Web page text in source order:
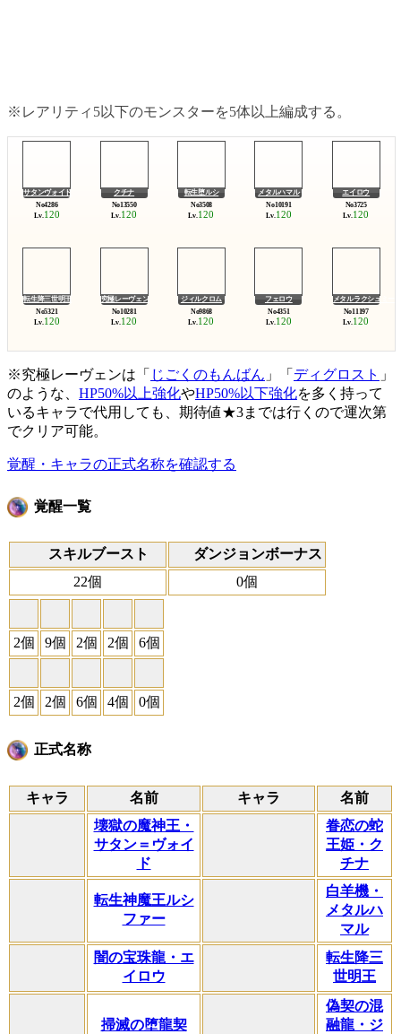
※レアリティ5以下のモンスターを5体以上編成する。
サタンヴォイド クチナ 転生堕ルシ メタルハマル エイロウ
Lv. 120 Lv. 120 Lv. 120 Lv. 120 Lv. 120
転生降三世明王 究極レーヴェン ジィルクロム フェロウ メタルラクシュミー
Lv. 120 Lv. 120 Lv. 120 Lv. 120 Lv. 120
※究極レーヴェンは「 じごくのもんばん 」「 ディグロスト 」
のような、 HP50%以上強化やHP50%以下強化を多く持って
いるキャラで代用しても、期待値★3までは行くので運次第
でクリア可能。
覚醒・キャラの正式名称を確認する
覚醒一覧
スキルブースト
ダンジョンボーナス
22個
0個
2個 9個 2個 2個 6個
2個 2個 6個 4個 0個
正式名称
キャラ 名前 キャラ
名前
壊獄の魔神王・
サタン＝ヴォイ
ド
眷恋の蛇
王姫・ク
チナ
転生神魔王ルシ
ファー
白羊機・
メタルハ
マル
闇の宝珠龍・エ
イロウ
転生降三
世明王
掃滅の堕龍契
偽契の混
融龍・ジ